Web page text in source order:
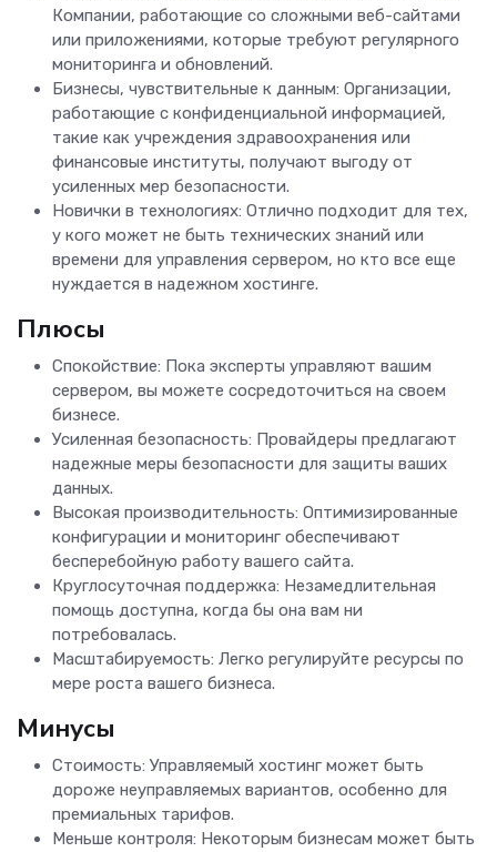
Компании, работающие со сложными веб-сайтами
или приложениями, которые требуют регулярного
мониторинга и обновлений.
Бизнесы, чувствительные к данным: Организации,
работающие с конфиденциальной информацией,
такие как учреждения здравоохранения или
финансовые институты, получают выгоду от
усиленных мер безопасности.
Новички в технологиях: Отлично подходит для тех,
у кого может не быть технических знаний или
времени для управления сервером, но кто все еще
нуждается в надежном хостинге.
Плюсы
Спокойствие: Пока эксперты управляют вашим
сервером, вы можете сосредоточиться на своем
бизнесе.
Усиленная безопасность: Провайдеры предлагают
надежные меры безопасности для защиты ваших
данных.
Высокая производительность: Оптимизированные
конфигурации и мониторинг обеспечивают
бесперебойную работу вашего сайта.
Круглосуточная поддержка: Незамедлительная
помощь доступна, когда бы она вам ни
потребовалась.
Масштабируемость: Легко регулируйте ресурсы по
мере роста вашего бизнеса.
Минусы
Стоимость: Управляемый хостинг может быть
дороже неуправляемых вариантов, особенно для
премиальных тарифов.
Меньше контроля: Некоторым бизнесам может быть